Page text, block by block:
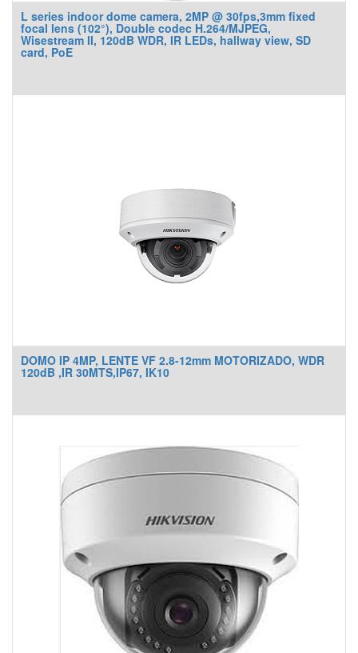
L series indoor dome camera, 2MP @ 30fps,3mm fixed
focal lens (102°), Double codec H.264/MJPEG,
Wisestream II, 120dB WDR, IR LEDs, hallway view, SD
card, PoE
DOMO IP 4MP, LENTE VF 2.8-12mm MOTORIZADO, WDR
120dB ,IR 30MTS,IP67, IK10